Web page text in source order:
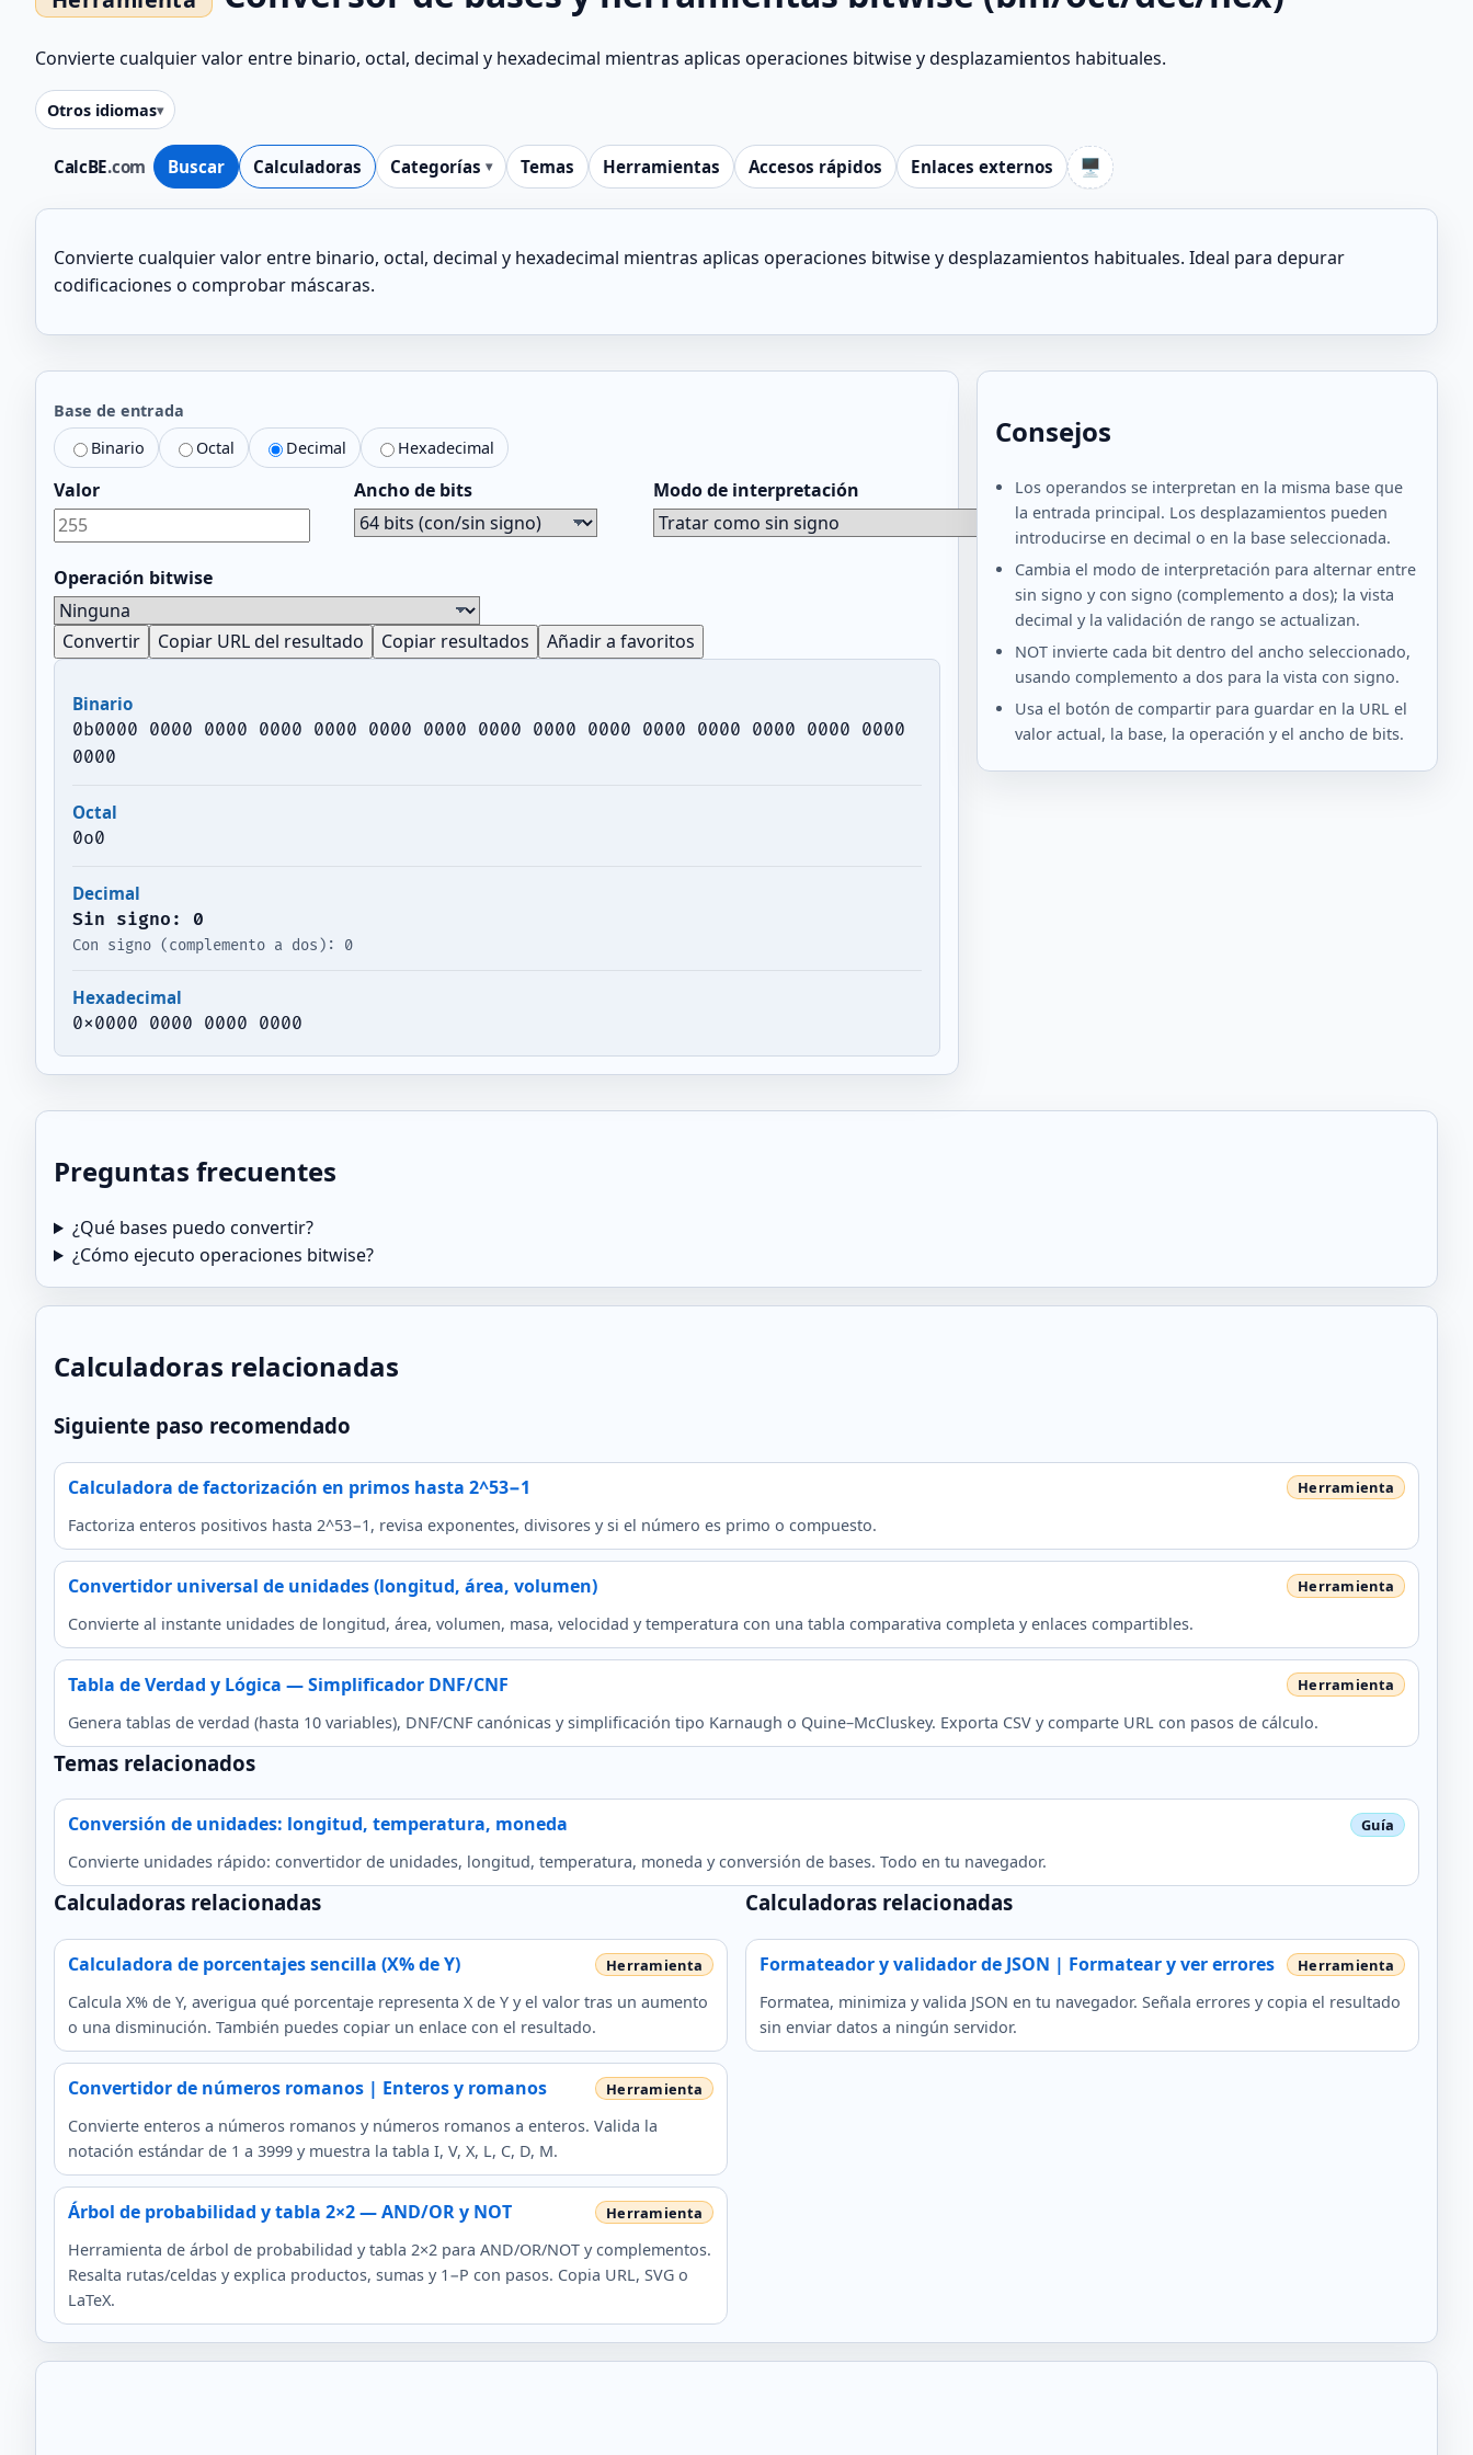
CalcBE.com Buscar Calculadoras Categorías Temas Herramientas Accesos rápidos Enlaces externos 🖥️
Convierte cualquier valor entre binario, octal, decimal y hexadecimal mientras aplicas operaciones bitwise y desplazamientos habituales.
Otros idiomas
Convierte cualquier valor entre binario, octal, decimal y hexadecimal mientras aplicas operaciones bitwise y desplazamientos habituales. Ideal para depurar
codificaciones o comprobar máscaras.
Base de entrada
Binario
Octal Decimal Hexadecimal
Valor Ancho de bits Modo de interpretación
Operación bitwise
Convertir Copiar URL del resultado Copiar resultados Añadir a favoritos
Binario
0b0000 0000 0000 0000 0000 0000 0000 0000 0000 0000 0000 0000 0000 0000 0000
0000
Octal
0o0
Decimal
Sin signo: 0
Con signo (complemento a dos): 0
Hexadecimal
0x0000 0000 0000 0000
Consejos
Los operandos se interpretan en la misma base que
la entrada principal. Los desplazamientos pueden
introducirse en decimal o en la base seleccionada.
Cambia el modo de interpretación para alternar entre
sin signo y con signo (complemento a dos); la vista
decimal y la validación de rango se actualizan.
NOT invierte cada bit dentro del ancho seleccionado,
usando complemento a dos para la vista con signo.
Usa el botón de compartir para guardar en la URL el
valor actual, la base, la operación y el ancho de bits.
Preguntas frecuentes
¿Qué bases puedo convertir?
¿Cómo ejecuto operaciones bitwise?
Calculadoras relacionadas
Siguiente paso recomendado
Calculadora de factorización en primos hasta 2^53−1
Factoriza enteros positivos hasta 2^53−1, revisa exponentes, divisores y si el número es primo o compuesto.
Convertidor universal de unidades (longitud, área, volumen)
Convierte al instante unidades de longitud, área, volumen, masa, velocidad y temperatura con una tabla comparativa completa y enlaces compartibles.
Tabla de Verdad y Lógica — Simplificador DNF/CNF
Genera tablas de verdad (hasta 10 variables), DNF/CNF canónicas y simplificación tipo Karnaugh o Quine–McCluskey. Exporta CSV y comparte URL con pasos de cálculo.
Temas relacionados
Conversión de unidades: longitud, temperatura, moneda
Convierte unidades rápido: convertidor de unidades, longitud, temperatura, moneda y conversión de bases. Todo en tu navegador.
Calculadoras relacionadas
Calculadora de porcentajes sencilla (X% de Y)
Calcula X% de Y, averigua qué porcentaje representa X de Y y el valor tras un aumento
o una disminución. También puedes copiar un enlace con el resultado.
Convertidor de números romanos | Enteros y romanos
Convierte enteros a números romanos y números romanos a enteros. Valida la
notación estándar de 1 a 3999 y muestra la tabla I, V, X, L, C, D, M.
Árbol de probabilidad y tabla 2×2 — AND/OR y NOT
Herramienta de árbol de probabilidad y tabla 2×2 para AND/OR/NOT y complementos.
Resalta rutas/celdas y explica productos, sumas y 1−P con pasos. Copia URL, SVG o
LaTeX.
Calculadoras relacionadas
Formateador y validador de JSON | Formatear y ver errores
Formatea, minimiza y valida JSON en tu navegador. Señala errores y copia el resultado
sin enviar datos a ningún servidor.